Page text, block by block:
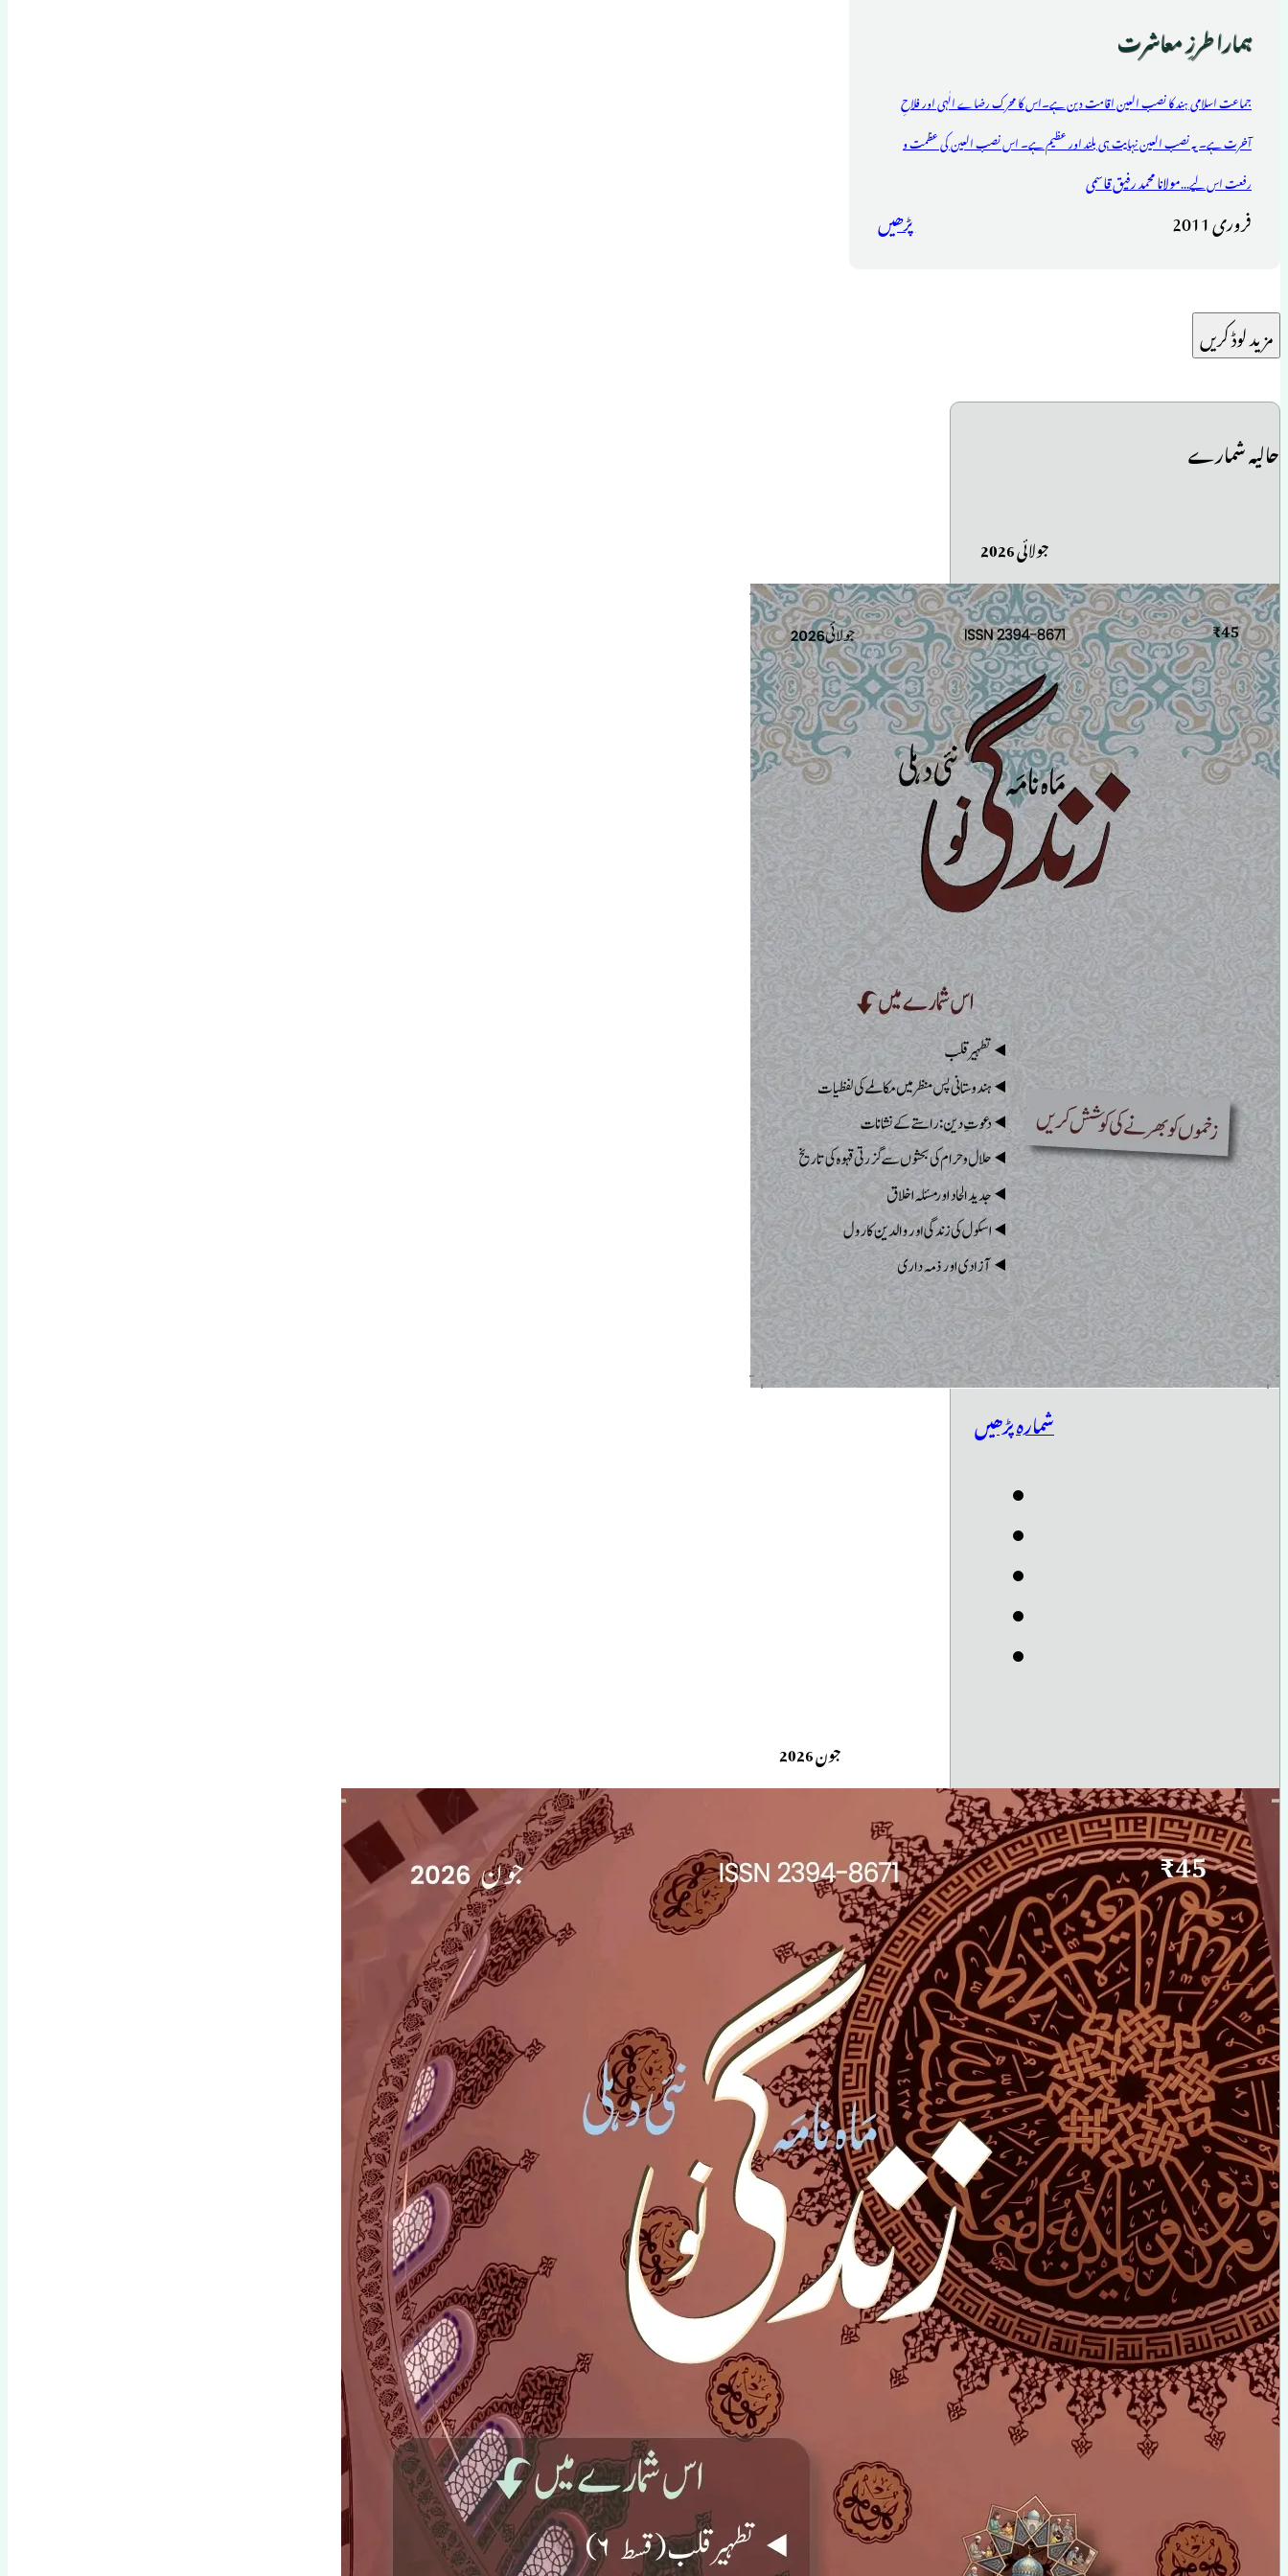
ہمارا طرزِ معاشرت
جماعت اسلامی ہند کا نصب العین اقامت دین ہے۔اس کا محرک رضاے الٰہی اور فلاحِ
آخرت ہے۔ یہ نصب العین نہایت ہی بلند اور عظیم ہے۔ اس نصب العین کی عظمت و
رفعت اس لیے...مولانا محمد رفیق قاسمی
فروری 2011 پڑھیں
مزید لوڈ کریں
حالیہ شمارے
جولائی 2026
شمارہ پڑھیں
جون 2026